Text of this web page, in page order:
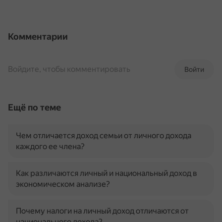
Комментарии
Войти
Войдите, чтобы комментировать
Ещё по теме
Чем отличается доход семьи от личного дохода
каждого ее члена?
Как различаются личный и национальный доход в
экономическом анализе?
Почему налоги на личный доход отличаются от